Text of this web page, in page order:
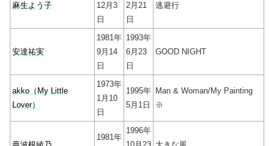
麻生よう子
12月3
日
2月21
日
逃避行
安達祐実
1981年
9月14
日
1993年
6月23
日
GOOD NIGHT
akko（My Little
Lover）
1973年
1月10
日
1995年
5月1日
Man & Woman/My Painting
※
1981年
1996年